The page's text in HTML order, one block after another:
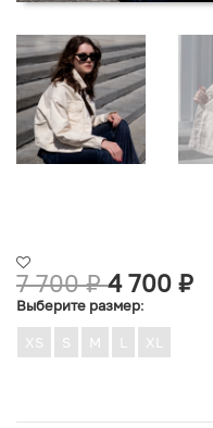
7 700₽ 4 700 ₽
Выберите размер:
XS S M L XL